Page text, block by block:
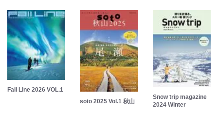
Fall Line 2026 VOL.1
soto 2025 Vol.1 秋山
Snow trip magazine
2024 Winter